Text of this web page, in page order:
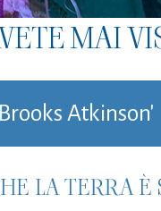
MAI
Atkinson'
LA TERRA È